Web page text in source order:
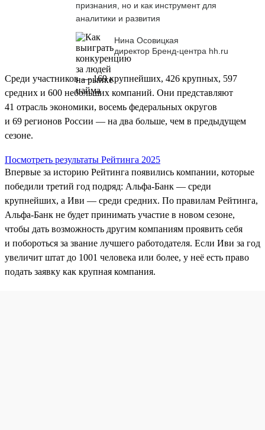
признания, но и как инструмент для
аналитики и развития
Нина Осовицкая
директор Бренд-центра hh.ru
Среди участников — 169 крупнейших, 426 крупных, 597
средних и 600 небольших компаний. Они представляют
41 отрасль экономики, восемь федеральных округов
и 69 регионов России — на два больше, чем в предыдущем
сезоне.
Посмотреть результаты Рейтинга 2025
Впервые за историю Рейтинга появились компании, которые
победили третий год подряд: Альфа-Банк — среди
крупнейших, а Иви — среди средних. По правилам Рейтинга,
Альфа‑Банк не будет принимать участие в новом сезоне,
чтобы дать возможность другим компаниям проявить себя
и побороться за звание лучшего работодателя. Если Иви за год
увеличит штат до 1001 человека или более, у неё есть право
подать заявку как крупная компания.